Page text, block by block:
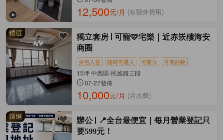
12,500元/月 (有額外費用)
獨立套房
可寵🩷宅樂｜近赤崁樓海安
商圈
拎包入住 隨時可遷入 可開伙 可養寵物
15坪 中西區-民族路三段
07-27發佈
10,000元/月 (含水費)
辦公
📍全台最便宜｜每月營業登記只
要599元！